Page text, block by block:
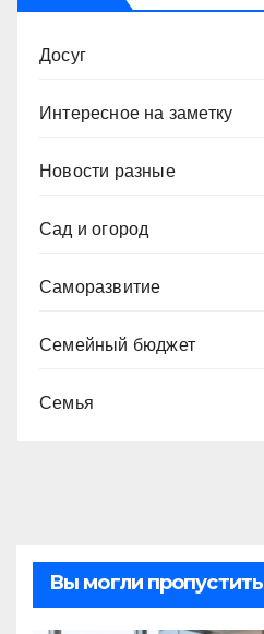
Досуг
Интересное на заметку
Новости разные
Сад и огород
Саморазвитие
Семейный бюджет
Семья
Вы могли пропустить